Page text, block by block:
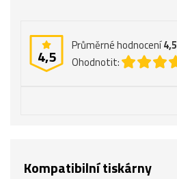
4,5
Průměrné hodnocení4,5
Ohodnotit:
Kompatibilní tiskárny